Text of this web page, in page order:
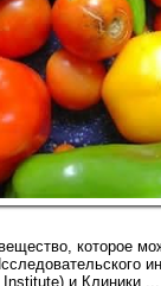
которое
и Клиники ...